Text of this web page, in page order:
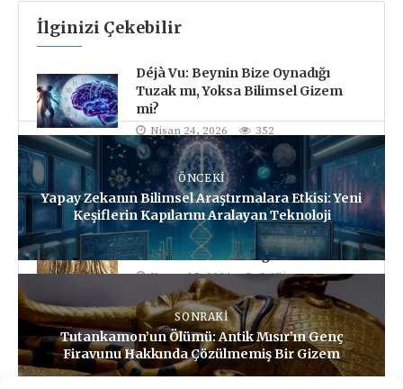
İlginizi Çekebilir
Déjà Vu: Beynin Bize Oynadığı
Tuzak mı, Yoksa Bilimsel Gizem
mi?
Nisan 24, 2026 352
Lût Kavmi: Tarih ve Evrensel
Dersler
Kasım 24, 2024 10,1Bin
Ahit Sandığı (Ark of the Covenant):
Gizemin ve Kutsallığın İzinde
Kasım 15, 2024 8,2Bin
Rüyalar ve Bilinmeyen Dünyaları:
Gerçekten Ne Anlatıyorlar?
Ekim 27, 2024 8,8Bin
ÖNCEKI
Yapay Zekanın Bilimsel Araştırmalara Etkisi: Yeni
Keşiflerin Kapılarını Aralayan Teknoloji
SONRAKI
Tutankamon’un Ölümü: Antik Mısır’ın Genç
Firavunu Hakkında Çözülmemiş Bir Gizem